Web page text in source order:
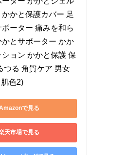
かと保護カバー 足
ポーター 痛みを和ら
かとサポーター かか
ション かかと保護 保
つる 角質ケア 男女
色2)
で見る
天市場で見る